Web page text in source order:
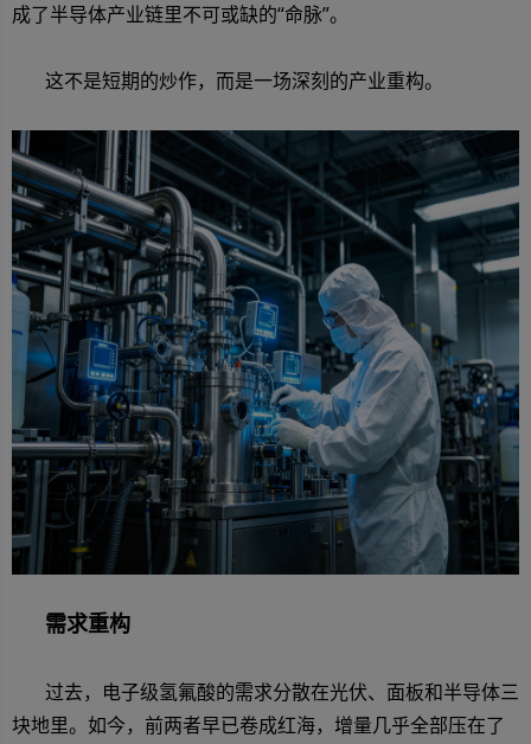
成了半导体产业链里不可或缺的“命脉”。
这不是短期的炒作，而是一场深刻的产业重构。
需求重构
过去，电子级氢氟酸的需求分散在光伏、面板和半导体三
块地里。如今，前两者早已卷成红海，增量几乎全部压在了